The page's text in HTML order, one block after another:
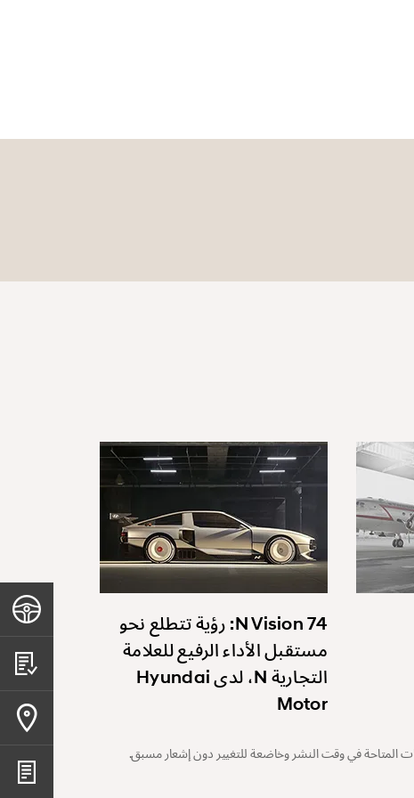
N Vision 74: رؤية تتطلع نحو
مستقبل الأداء الرفيع للعلامة
التجارية N، لدى Hyundai
Motor
المتاحة في وقت النشر وخاضعة للتغيير دون إشعار مسبق.